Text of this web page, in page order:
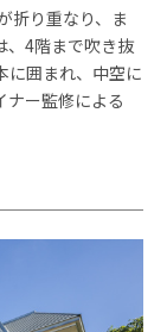
折り重なり、ま
、4階まで吹き抜
に囲まれ、中空に
ナー監修による